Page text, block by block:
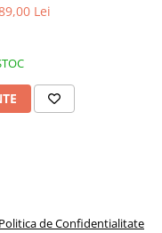
Lei
Politica de Confidentialitate